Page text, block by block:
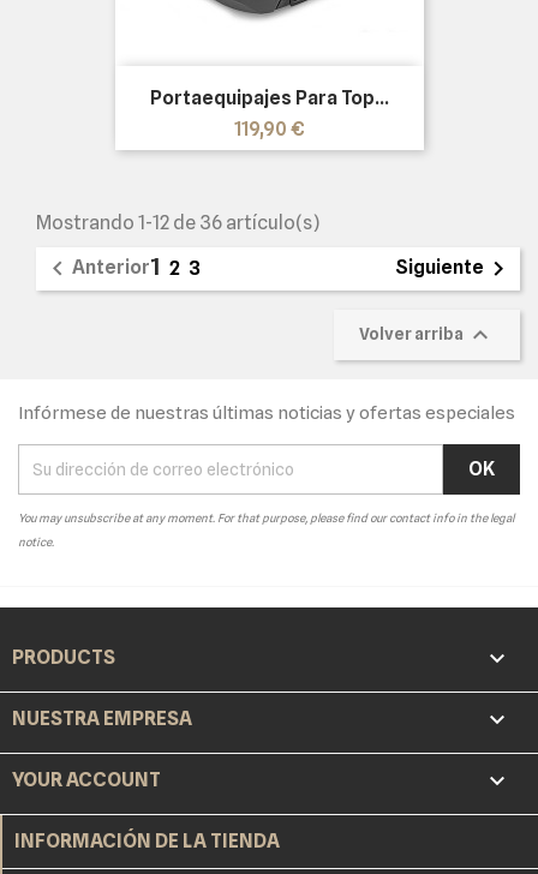
Portaequipajes Para Top...
Precio
119,90 €
Mostrando 1-12 de 36 artículo(s)
 Anterior1 2 3 Siguiente 
Volver arriba 
Infórmese de nuestras últimas noticias y ofertas especiales
You may unsubscribe at any moment. For that purpose, please find our contact info in the legal
notice.
PRODUCTS 
NUESTRA EMPRESA 
YOUR ACCOUNT 
INFORMACIÓN DE LA TIENDA